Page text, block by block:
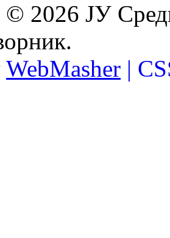
2026 ЈУ
WebMasher |